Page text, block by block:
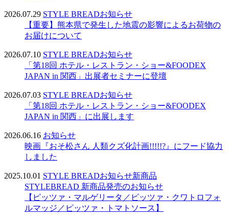
2026.07.29 STYLE BREADお知らせ
【重要】熊本県で発生した地震の影響によるお荷物の
お届けについて
2026.07.10 STYLE BREADお知らせ
「第18回 ホテル・レストラン・ショー&FOODEX
JAPAN in 関西」出展者セミナーに登壇
2026.07.03 STYLE BREADお知らせ
「第18回 ホテル・レストラン・ショー&FOODEX
JAPAN in 関西」に出展します
2026.06.16 お知らせ
映画『おそ松さん 人類クズ化計画!!!!!?』にフード協力
しました
2025.10.01 STYLE BREADお知らせ新商品
STYLEBREAD 新商品発売のお知らせ
【ピッツァ・マルゲリータ／ピッツァ・クワトロフォ
ルマッジ／ピッツァ・トマトソース】